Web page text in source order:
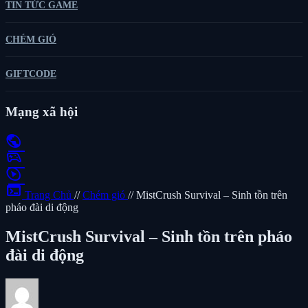
TIN TỨC GAME
CHÉM GIÓ
GIFTCODE
Mạng xã hội
public
sports_esports
play_circle
terminal Trang Chủ // Chém gió // MistCrush Survival – Sinh tồn trên
pháo đài di động
MistCrush Survival – Sinh tồn trên pháo
đài di động